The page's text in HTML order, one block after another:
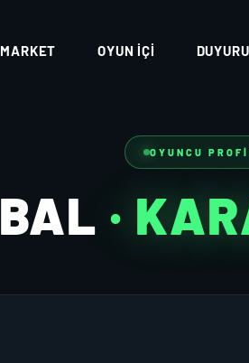
MARKET OYUN İÇI
OYUNCU
BAL ·